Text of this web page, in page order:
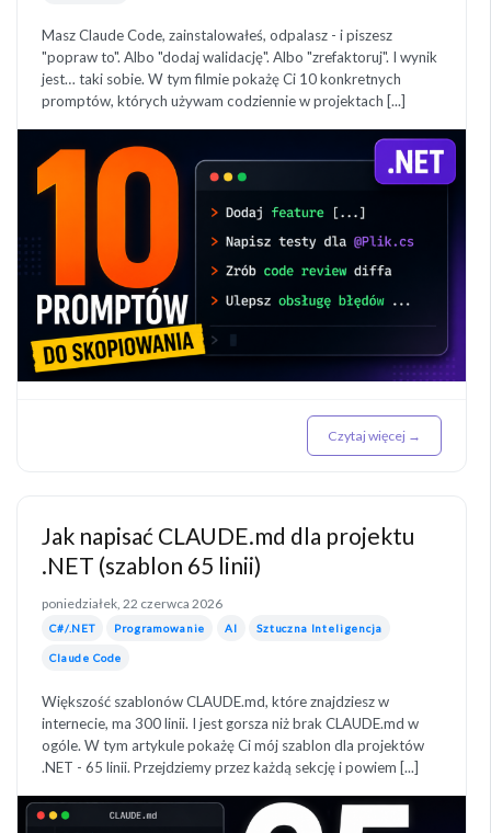
Masz Claude Code, zainstalowałeś, odpalasz - i piszesz
"popraw to". Albo "dodaj walidację". Albo "zrefaktoruj". I wynik
jest… taki sobie. W tym filmie pokażę Ci 10 konkretnych
promptów, których używam codziennie w projektach [...]
Czytaj więcej →
Jak napisać CLAUDE.md dla projektu
.NET (szablon 65 linii)
poniedziałek, 22 czerwca 2026
C#/.NET Programowanie AI Sztuczna Inteligencja
Claude Code
Większość szablonów CLAUDE.md, które znajdziesz w
internecie, ma 300 linii. I jest gorsza niż brak CLAUDE.md w
ogóle. W tym artykule pokażę Ci mój szablon dla projektów
.NET - 65 linii. Przejdziemy przez każdą sekcję i powiem [...]